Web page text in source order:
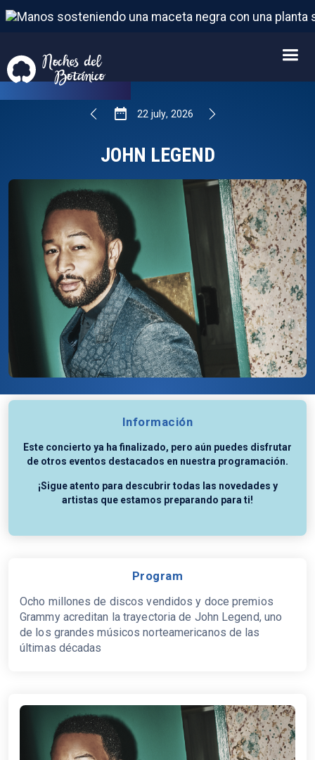
JOHN LEGEND
22 FROM JULY, 2026
22 july, 2026
JOHN LEGEND
Program
Ocho millones de discos vendidos y doce premios
Grammy acreditan la trayectoria de John Legend, uno
de los grandes músicos norteamericanos de las
últimas décadas
Información
Este concierto ya ha finalizado, pero aún puedes disfrutar
de otros eventos destacados en nuestra programación.
¡Sigue atento para descubrir todas las novedades y
artistas que estamos preparando para ti!